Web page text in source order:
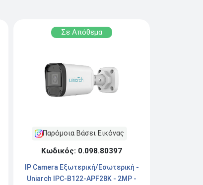
Σε Απόθεμα
Παρόμοια Βάσει Εικόνας
Κωδικός: 0.098.80397
IP Camera Εξωτερική/Εσωτερική -
Uniarch IPC-B122-APF28K - 2MP -